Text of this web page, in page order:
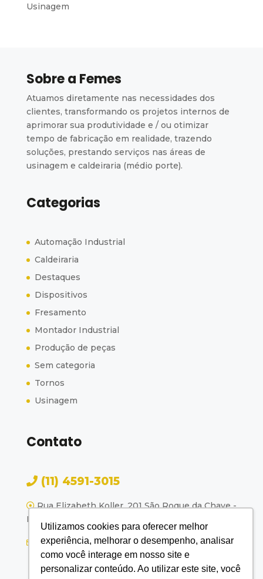
Utilizamos cookies para oferecer melhor
experiência, melhorar o desempenho, analisar
como você interage em nosso site e
personalizar conteúdo. Ao utilizar este site, você
Usinagem
Sobre a Femes
Atuamos diretamente nas necessidades dos
clientes, transformando os projetos internos de
aprimorar sua produtividade e / ou otimizar
tempo de fabricação em realidade, trazendo
soluções, prestando serviços nas áreas de
usinagem e caldeiraria (médio porte).
Categorias
Automação Industrial
Caldeiraria
Destaques
Dispositivos
Fresamento
Montador Industrial
Produção de peças
Sem categoria
Tornos
Usinagem
Contato
(11) 4591-3015
Rua Elizabeth Koller, 201 São Roque da Chave -
Itupeva - SP
femes@femes.com.br